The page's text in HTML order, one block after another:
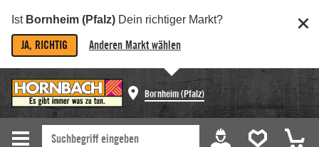
Ist Bornheim (Pfalz) Dein richtiger Markt?
JA, RICHTIG Anderen Markt wählen
Bornheim (Pfalz)